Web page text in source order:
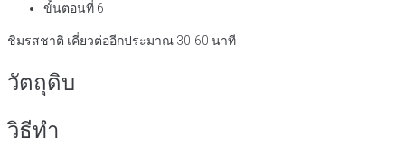
ขั้นตอนที่ 6
ชิมรสชาติ เคี่ยวต่ออีกประมาณ 30-60 นาที
วัตถุดิบ
วิธีทำ